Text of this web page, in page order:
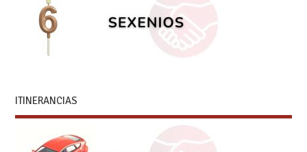
ITINERANCIAS